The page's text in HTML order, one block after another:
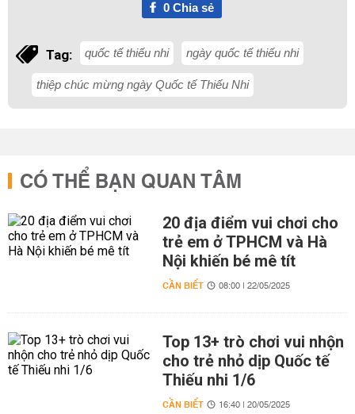
0Chia sẻ
Tag: quốc tế thiếu nhi ngày quốc tế thiếu nhi
thiệp chúc mừng ngày Quốc tế Thiếu Nhi
CÓ THỂ BẠN QUAN TÂM
20 địa điểm vui chơi cho
trẻ em ở TPHCM và Hà
Nội khiến bé mê tít
CẦN BIẾT 08:00 | 22/05/2025
Top 13+ trò chơi vui nhộn
cho trẻ nhỏ dịp Quốc tế
Thiếu nhi 1/6
CẦN BIẾT 16:40 | 20/05/2025